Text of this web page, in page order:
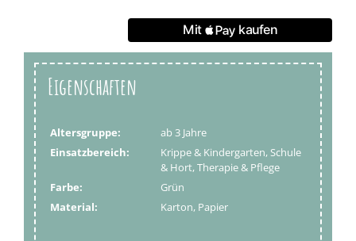
Eigenschaften
Altersgruppe:
ab 3 Jahre
Einsatzbereich:
Krippe & Kindergarten, Schule
& Hort, Therapie & Pflege
Farbe:
Grün
Material:
Karton, Papier